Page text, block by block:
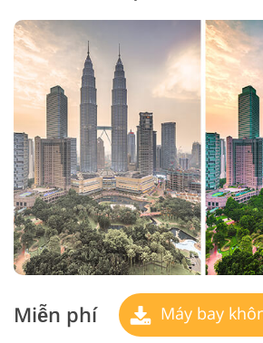
Miễn phí Máy bay